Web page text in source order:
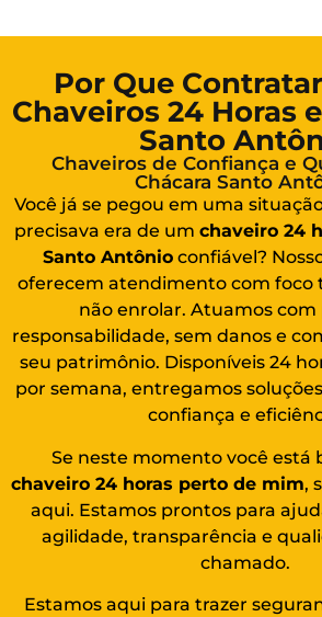
Por Que
Chaveiros 24 Horas
Santo
Chaveiros de Confiança e
Chácara Santo
Você já se pegou em uma
precisava era de um chaveiro 24
Santo Antônioconfiável?
oferecem atendimento com foco
não enrolar. Atuamos com
responsabilidade, sem danos e
seu patrimônio. Disponíveis 24
por semana, entregamos
confiança e
Se neste momento você está
chaveiro 24 horas perto de mim,
aqui. Estamos prontos para
agilidade, transparência e
chamado.
Estamos aqui para trazer